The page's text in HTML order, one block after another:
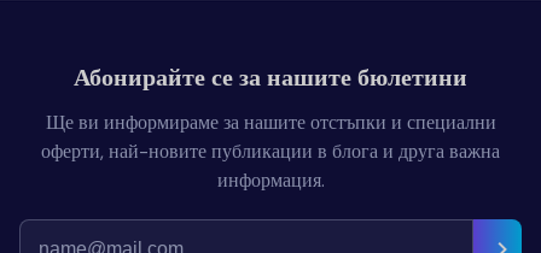
Абонирайте се за нашите бюлетини
Ще ви информираме за нашите отстъпки и специални
оферти, най-новите публикации в блога и друга важна
информация.